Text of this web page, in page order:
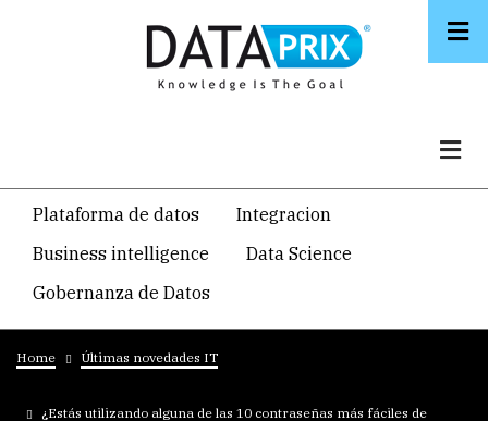
Navegacion
temática
principal
Plataforma de datos
Integracion
Business intelligence
Data Science
Gobernanza de Datos
Breadcrumb
Home Últimas novedades IT
¿Estás utilizando alguna de las 10 contraseñas más fáciles de